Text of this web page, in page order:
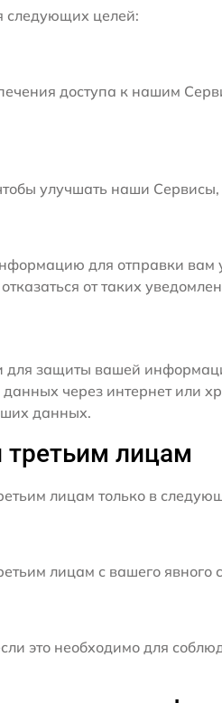
целей:
доступа к нашим
улучшать наши
для отправки вам
от таких
защиты вашей
через интернет
данных.
лицам
лицам только в
лицам с вашего явного
это необходимо для